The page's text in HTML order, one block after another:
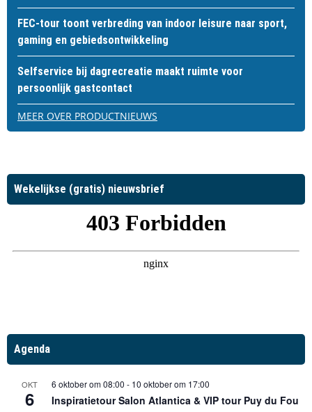
FEC-tour toont verbreding van indoor leisure naar sport,
gaming en gebiedsontwikkeling
Selfservice bij dagrecreatie maakt ruimte voor
persoonlijk gastcontact
MEER OVER PRODUCTNIEUWS
Wekelijkse (gratis) nieuwsbrief
Agenda
OKT
6
6 oktober om 08:00 - 10 oktober om 17:00
Inspiratietour Salon Atlantica & VIP tour Puy du Fou